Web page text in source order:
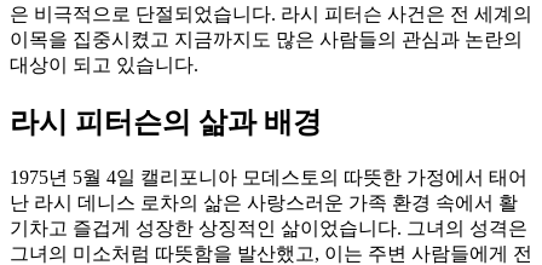
은 비극적으로 단절되었습니다. 라시 피터슨 사건은 전 세계의
이목을 집중시켰고 지금까지도 많은 사람들의 관심과 논란의
대상이 되고 있습니다.
라시 피터슨의 삶과 배경
1975년 5월 4일 캘리포니아 모데스토의 따뜻한 가정에서 태어
난 라시 데니스 로차의 삶은 사랑스러운 가족 환경 속에서 활
기차고 즐겁게 성장한 상징적인 삶이었습니다. 그녀의 성격은
그녀의 미소처럼 따뜻함을 발산했고, 이는 주변 사람들에게 전